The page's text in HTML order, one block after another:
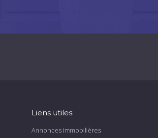
Liens utiles
Annonces immobilières